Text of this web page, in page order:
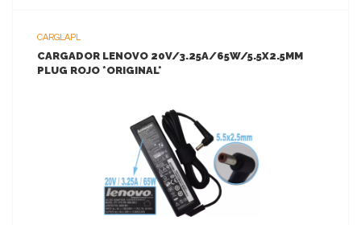
CARGLAPL
CARGADOR LENOVO 20V/3.25A/65W/5.5X2.5MM
PLUG ROJO *ORIGINAL*
VER MAS
AGREGAR AL CARRITO